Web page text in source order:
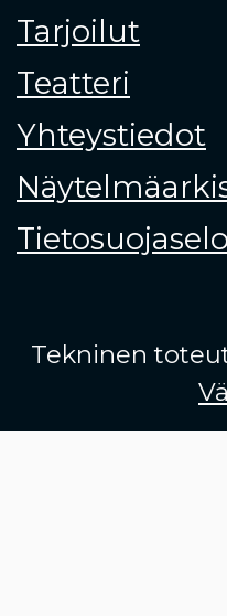
Tarjoilut
Teatteri
Yhteystiedot
Tekninen